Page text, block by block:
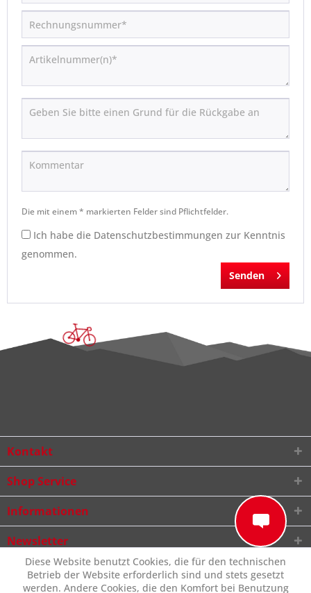
Die mit einem * markierten Felder sind Pflichtfelder.
Ich habe die Datenschutzbestimmungen zur Kenntnis
genommen.
Senden
Kontakt
Shop Service
Informationen
Newsletter
Diese Website benutzt Cookies, die für den technischen
Betrieb der Website erforderlich sind und stets gesetzt
werden. Andere Cookies, die den Komfort bei Benutzung